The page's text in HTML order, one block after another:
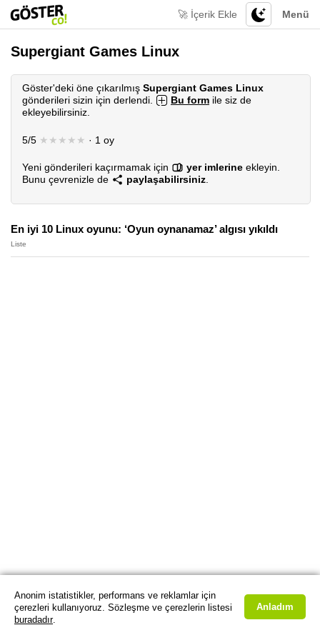
Menü
🚀 İçerik Ekle
Supergiant Games Linux
Göster'deki öne çıkarılmış Supergiant Games Linux
gönderileri sizin için derlendi.
Bu form ile siz de
ekleyebilirsiniz.
5/5 ★★★★★ · 1 oy
Yeni gönderileri kaçırmamak için yer imlerine ekleyin.
Bunu çevrenizle de
paylaşabilirsiniz
En iyi 10 Linux oyunu: ‘Oyun oynanamaz’ algısı yıkıldı
Liste
Anonim istatistikler, performans ve reklamlar için
çerezleri kullanıyoruz. Sözleşme ve çerezlerin listesi
buradadır.
Anladım